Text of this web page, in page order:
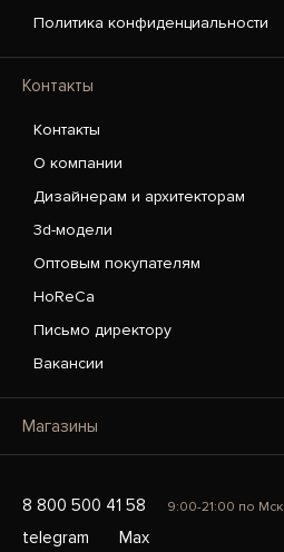
Политика конфиденциальности
Контакты
Контакты
О компании
Дизайнерам и архитекторам
3d-модели
Оптовым покупателям
HoReCa
Письмо директору
Вакансии
Магазины
8 800 500 41 58 9:00-21:00 по Мск
telegram Max